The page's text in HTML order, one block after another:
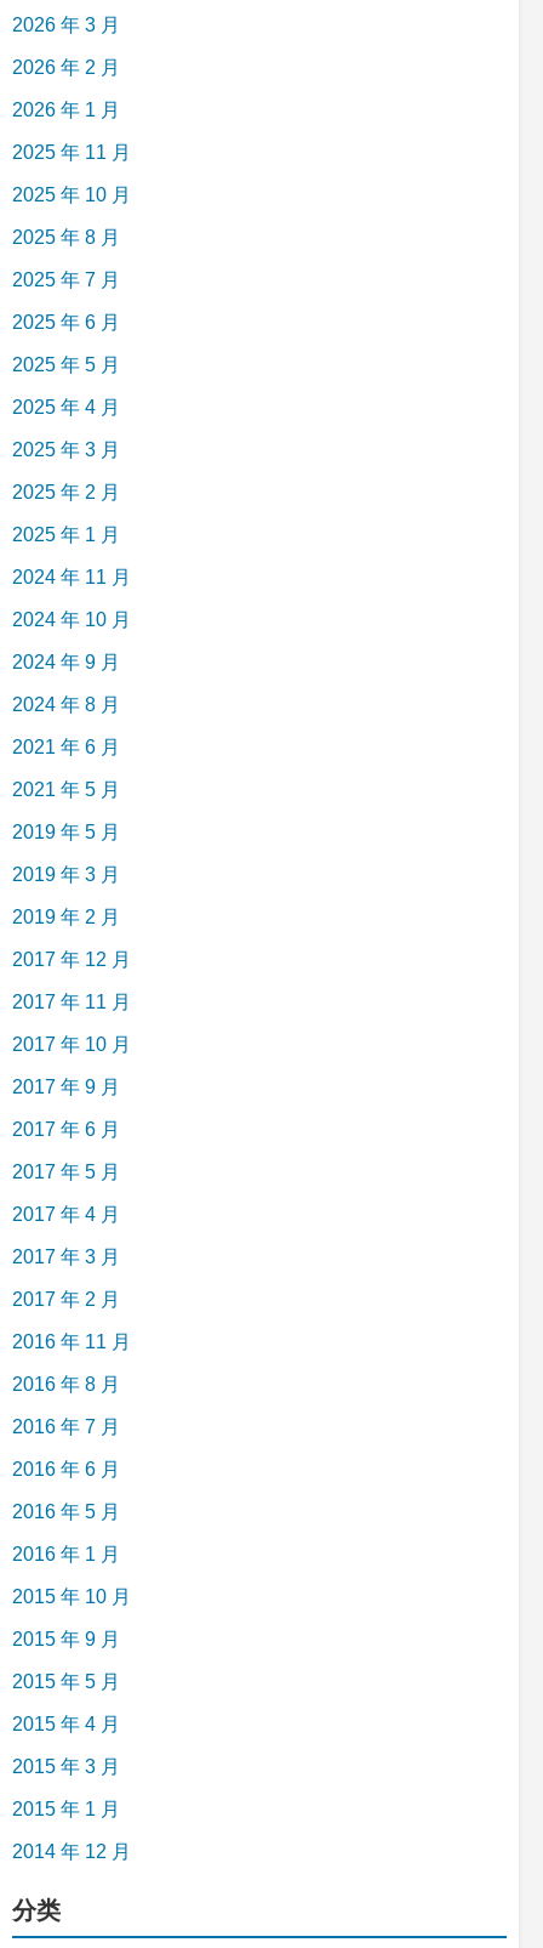
2026 年 3 月
2026 年 2 月
2026 年 1 月
2025 年 11 月
2025 年 10 月
2025 年 8 月
2025 年 7 月
2025 年 6 月
2025 年 5 月
2025 年 4 月
2025 年 3 月
2025 年 2 月
2025 年 1 月
2024 年 11 月
2024 年 10 月
2024 年 9 月
2024 年 8 月
2021 年 6 月
2021 年 5 月
2019 年 5 月
2019 年 3 月
2019 年 2 月
2017 年 12 月
2017 年 11 月
2017 年 10 月
2017 年 9 月
2017 年 6 月
2017 年 5 月
2017 年 4 月
2017 年 3 月
2017 年 2 月
2016 年 11 月
2016 年 8 月
2016 年 7 月
2016 年 6 月
2016 年 5 月
2016 年 1 月
2015 年 10 月
2015 年 9 月
2015 年 5 月
2015 年 4 月
2015 年 3 月
2015 年 1 月
2014 年 12 月
分类